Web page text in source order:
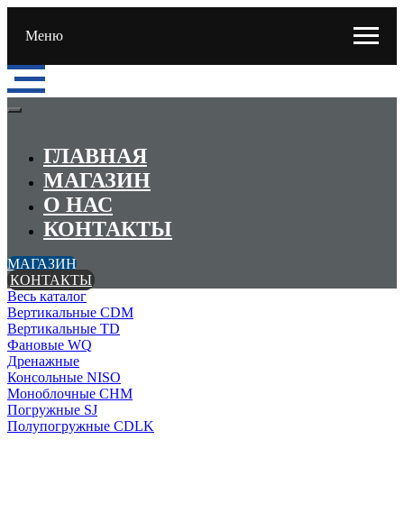
Меню
ГЛАВНАЯ
МАГАЗИН
О НАС
КОНТАКТЫ
МАГАЗИН
КОНТАКТЫ
Весь каталог
Вертикальные CDM
Вертикальные TD
Фановые WQ
Дренажные
Консольные NISO
Моноблочные CHМ
Погружные SJ
Полупогружные CDLK